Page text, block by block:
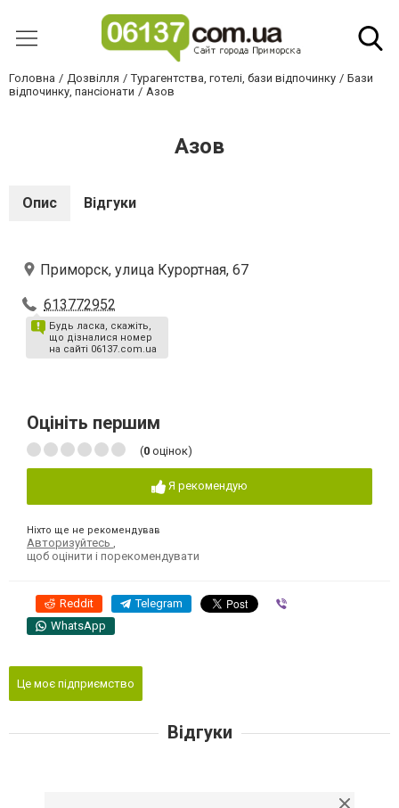
Головна Дозвілля Турагентства, готелі, бази відпочинку
Бази
відпочинку, пансіонати
Азов
Азов
Опис Відгуки
Приморск, улица Курортная, 67
613772952
Будь ласка, скажіть,
що дізналися номер
на сайті 06137.com.ua
Оцініть першим
(0 оцінок)
Я рекомендую
Ніхто ще не рекомендував
Авторизуйтесь
щоб оцінити і порекомендувати
Reddit Telegram
WhatsApp
Це моє підприємство
Відгуки